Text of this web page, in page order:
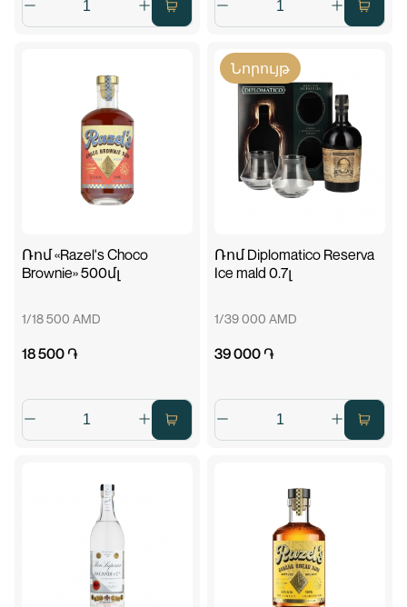
Ռոմ «Razel's Choco
Brownie» 500մլ
1/18 500 AMD
18 500 ֏
Նորույթ
Ռոմ Diplomatico Reserva
Ice mald 0.7լ
1/39 000 AMD
39 000 ֏